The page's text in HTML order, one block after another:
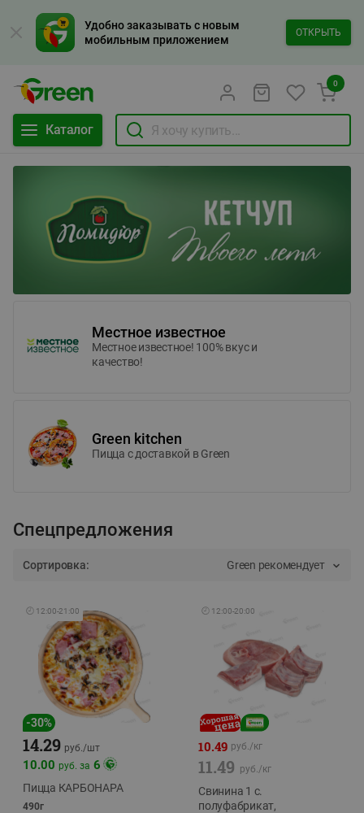
Удобно заказывать с новым
мобильным приложением
ОТКРЫТЬ
Каталог
0
Местное известное
Местное известное! 100% вкус и
качество!
Green kitchen
Пицца c доставкой в Green
Спецпредложения
Сортировка: Green рекомендует
🕘 12:00-21:00
-30%
14.29 руб./шт
10.00 руб. за 6
Пицца КАРБОНАРА
490г
🕘 12:00-20:00
10.49 руб./кг
11.49 руб./кг
Свинина 1 с.
полуфабрикат,